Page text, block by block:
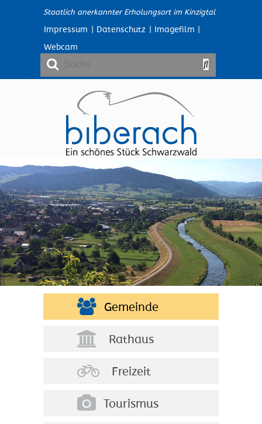
Staatlich anerkannter Erholungsort im Kinzigtal
Impressum | Datenschutz | Imagefilm |
Webcam
Gemeinde
Rathaus
Freizeit
Tourismus